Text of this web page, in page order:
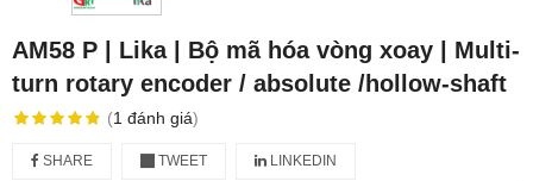
AM58 P | Lika | Bộ mã hóa vòng xoay | Multi-
turn rotary encoder / absolute /hollow-shaft
(1 đánh giá)
SHARE TWEET LINKEDIN